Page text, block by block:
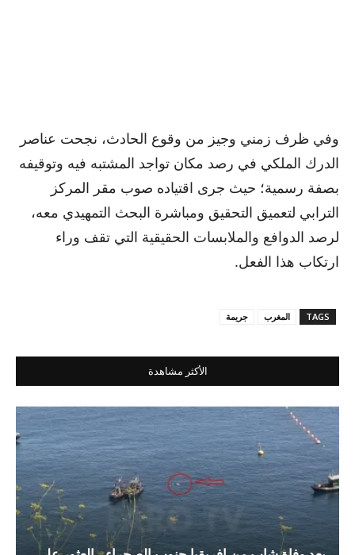
وفي ظرف زمني وجيز من وقوع الحادث، نجحت عناصر
الدرك الملكي في رصد مكان تواجد المشتبه فيه وتوقيفه
بصفة رسمية؛ حيث جرى اقتياده صوب مقر المركز
الترابي لتعميق التحقيق ومباشرة البحث التمهيدي معه،
لرصد الدوافع والملابسات الحقيقية التي تقف وراء
ارتكاب هذا الفعل.
TAGS المغرب جريمة
الأكثر مشاهدة